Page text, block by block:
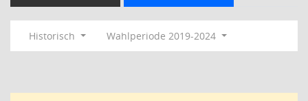
Historisch Wahlperiode 2019-2024